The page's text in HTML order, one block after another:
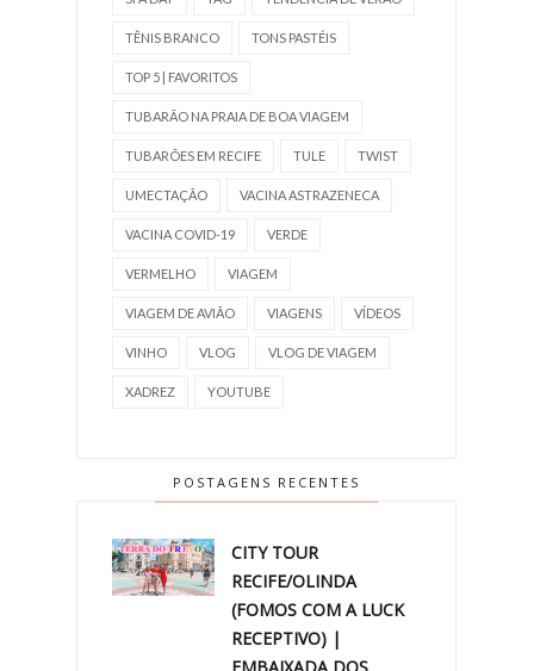
TÊNIS BRANCO TONS PASTÉIS
TOP 5 | FAVORITOS
TUBARÃO NA PRAIA DE BOA VIAGEM
TUBARÕES EM RECIFE TULE TWIST
UMECTAÇÃO VACINA ASTRAZENECA
VACINA COVID-19 VERDE
VERMELHO VIAGEM
VIAGEM DE AVIÃO VIAGENS VÍDEOS
VINHO VLOG VLOG DE VIAGEM
XADREZ YOUTUBE
POSTAGENS RECENTES
CITY TOUR
RECIFE/OLINDA
(FOMOS COM A LUCK
RECEPTIVO) |
EMBAIXADA DOS